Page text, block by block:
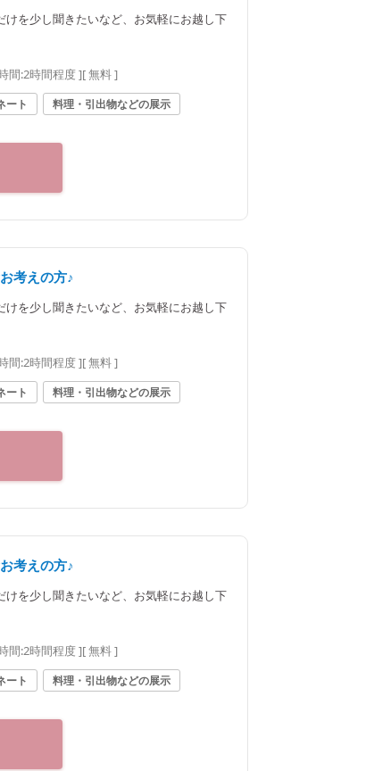
を少し聞きたいなど、お気軽にお越し下
間:2時間程度][ 無料 ]
ート 料理・引出物などの展示
考えの方♪
を少し聞きたいなど、お気軽にお越し下
間:2時間程度][ 無料 ]
ート 料理・引出物などの展示
考えの方♪
を少し聞きたいなど、お気軽にお越し下
間:2時間程度][ 無料 ]
ート 料理・引出物などの展示